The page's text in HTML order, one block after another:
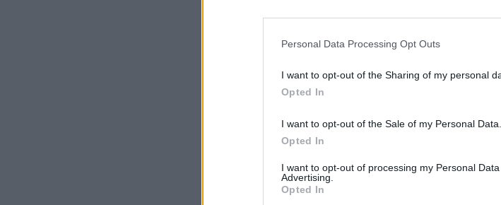
Personal Data Processing Opt Outs
I want to opt-out of the Sharing of my personal
Opted In
I want to opt-out of the Sale of my Personal Data.
Opted In
I want to opt-out of processing my Personal
Advertising.
Opted In